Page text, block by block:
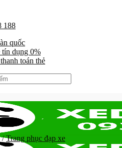
188
quốc
tín dụng 0%
toán thẻ
/ Trang phục đạp xe